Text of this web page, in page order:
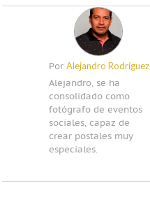
PorAlejandro Rodríguez
Alejandro, se ha
consolidado como
fotógrafo de eventos
sociales, capaz de
crear postales muy
especiales.